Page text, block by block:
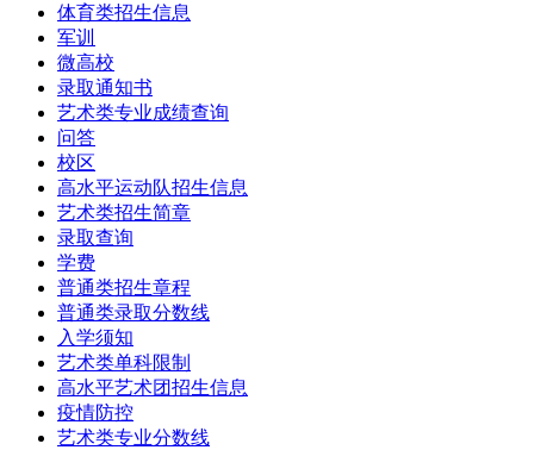
体育类招生信息
军训
微高校
录取通知书
艺术类专业成绩查询
问答
校区
高水平运动队招生信息
艺术类招生简章
录取查询
学费
普通类招生章程
普通类录取分数线
入学须知
艺术类单科限制
高水平艺术团招生信息
疫情防控
艺术类专业分数线